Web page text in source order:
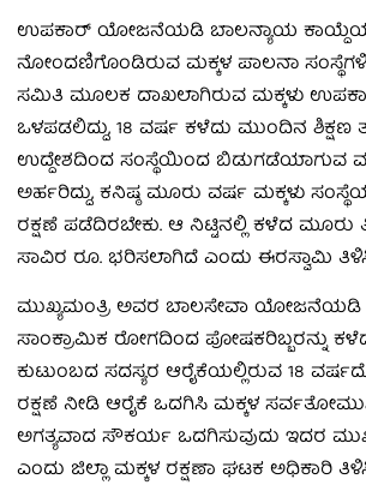
ಉಪಕಾರ್ ಯೋಜನೆಯಡಿ ಬಾಲನ್ಯಾಯ
ನೋಂದಣಿಗೊಂಡಿರುವ ಮಕ್ಕಳ ಪಾಲನಾ
ಸಮಿತಿ ಮೂಲಕ ದಾಖಲಾಗಿರುವ ಮಕ್ಕಳು
ಒಳಪಡಲಿದ್ದು, 18 ವರ್ಷ ಕಳೆದು ಮುಂದಿನ
ಉದ್ದೇಶದಿಂದ ಸಂಸ್ಥೆಯಿಂದ ಬಿಡುಗಡೆಯಾಗುವ
ಅರ್ಹರಿದ್ದು, ಕನಿಷ್ಠ ಮೂರು ವರ್ಷ ಮಕ್ಕಳು
ರಕ್ಷಣೆ ಪಡೆದಿರಬೇಕು. ಆ ನಿಟ್ಟಿನಲ್ಲಿ ಕಳೆದ ಮೂರು
ಸಾವಿರ ರೂ. ಭರಿಸಲಾಗಿದೆ ಎಂದು ಈರಸ್ವಾಮಿ
ಮುಖ್ಯಮಂತ್ರಿ ಅವರ ಬಾಲಸೇವಾ ಯೋಜನೆಯಡಿ
ಸಾಂಕ್ರಾಮಿಕ ರೋಗದಿಂದ ಪೋಷಕರಿಬ್ಬರನ್ನು
ಕುಟುಂಬದ ಸದಸ್ಯರ ಆರೈಕೆಯಲ್ಲಿರುವ 18
ರಕ್ಷಣೆ ನೀಡಿ ಆರೈಕೆ ಒದಗಿಸಿ ಮಕ್ಕಳ
ಅಗತ್ಯವಾದ ಸೌಕರ್ಯ ಒದಗಿಸುವುದು ಇದರ
ಎಂದು ಜಿಲ್ಲಾ ಮಕ್ಕಳ ರಕ್ಷಣಾ ಘಟಕ ಅಧಿಕಾರಿ